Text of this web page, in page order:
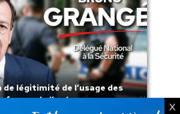
légitimité de l’usage des
forces de l’ordre
X